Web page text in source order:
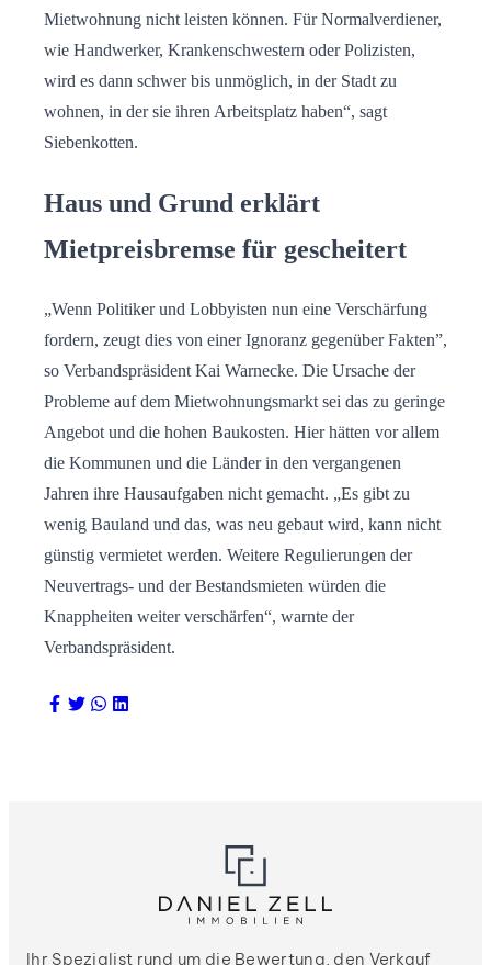
Mietwohnung nicht leisten können. Für Normalverdiener,
wie Handwerker, Krankenschwestern oder Polizisten,
wird es dann schwer bis unmöglich, in der Stadt zu
wohnen, in der sie ihren Arbeitsplatz haben“, sagt
Siebenkotten.
Haus und Grund erklärt
Mietpreisbremse für gescheitert
„Wenn Politiker und Lobbyisten nun eine Verschärfung
fordern, zeugt dies von einer Ignoranz gegenüber Fakten”,
so Verbandspräsident Kai Warnecke. Die Ursache der
Probleme auf dem Mietwohnungsmarkt sei das zu geringe
Angebot und die hohen Baukosten. Hier hätten vor allem
die Kommunen und die Länder in den vergangenen
Jahren ihre Hausaufgaben nicht gemacht. „Es gibt zu
wenig Bauland und das, was neu gebaut wird, kann nicht
günstig vermietet werden. Weitere Regulierungen der
Neuvertrags- und der Bestandsmieten würden die
Knappheiten weiter verschärfen“, warnte der
Verbandspräsident.
Ihr Spezialist rund um die Bewertung, den Verkauf